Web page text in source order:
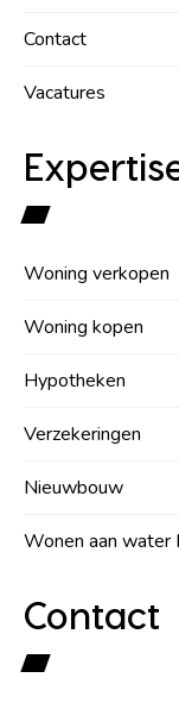
Contact
Vacatures
Woning verkopen
Woning kopen
Hypotheken
Verzekeringen
Nieuwbouw
Wonen aan water
Contact